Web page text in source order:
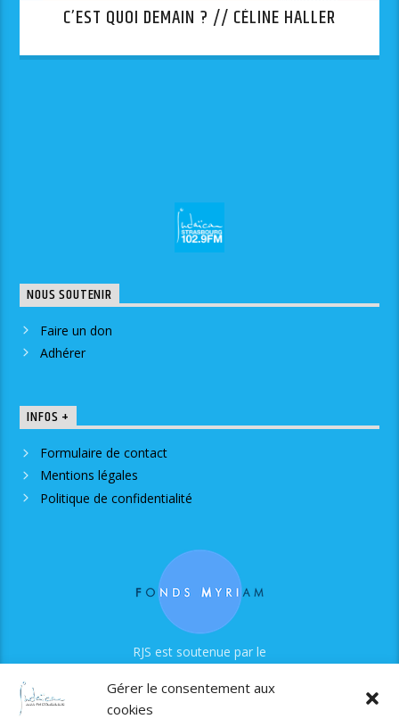
Gérer le consentement aux
cookies
C’EST QUOI DEMAIN ? // CÉLINE HALLER
NOUS SOUTENIR
Faire un don
Adhérer
INFOS +
Formulaire de contact
Mentions légales
Politique de confidentialité
RJS est soutenue par le